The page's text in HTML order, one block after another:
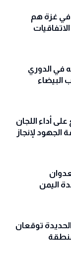
غزة هم
في الدوري
البيضاء
أداء اللجان
الجهود لإنجاز
اليمن
توقعان